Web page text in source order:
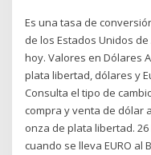
Es una tasa de
de los Estados Unidos
hoy. Valores en Dólares
plata libertad, dólares y
Consulta el tipo de
compra y venta de dólar
onza de plata libertad.
cuando se lleva EURO al